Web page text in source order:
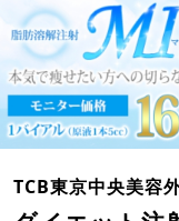
TCB東京中央美容